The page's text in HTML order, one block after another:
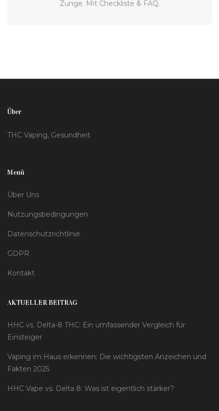
Zunge. Mit Checkliste & FAQ.
Über
THC Vaping, Gesundheit
Menü
Über Uns
Nutzungsbedingungen
Datenschutzrichtlinie
GDPR
Kontakt
AKTUELLER BEITRAG
HHC vs. Delta-8 THC: Ein umfassender Vergleich für
Einsteiger
Vaping im Haus erkennen: Die wichtigsten Anzeichen und
Fakten 2025
HHC Vape vs. Delta 8: Was ist eigentlich stärker?